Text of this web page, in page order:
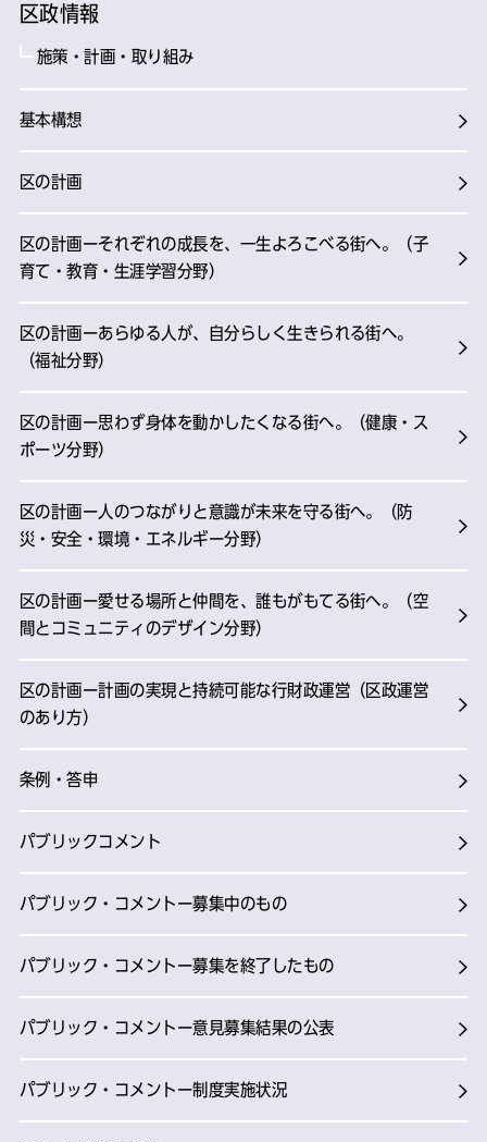
区政情報
施策・計画・取り組み
基本構想
区の計画
区の計画ーそれぞれの成長を、一生よろこべる街へ。（子
育て・教育・生涯学習分野）
区の計画ーあらゆる人が、自分らしく生きられる街へ。
（福祉分野）
区の計画ー思わず身体を動かしたくなる街へ。（健康・ス
ポーツ分野）
区の計画ー人のつながりと意識が未来を守る街へ。（防
災・安全・環境・エネルギー分野）
区の計画ー愛せる場所と仲間を、誰もがもてる街へ。（空
間とコミュニティのデザイン分野）
区の計画ー計画の実現と持続可能な行財政運営（区政運営
のあり方）
条例・答申
パブリックコメント
パブリック・コメントー募集中のもの
パブリック・コメントー募集を終了したもの
パブリック・コメントー意見募集結果の公表
パブリック・コメントー制度実施状況